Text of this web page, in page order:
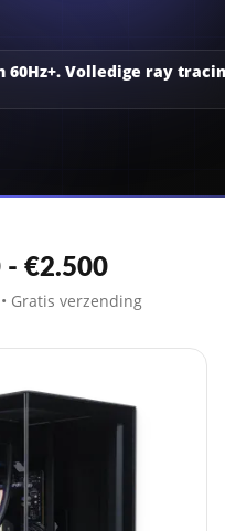
60Hz+. Volledige ray
- €2.500
Gratis verzending